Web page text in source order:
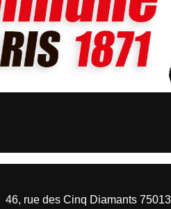
rue des Cinq Diamants